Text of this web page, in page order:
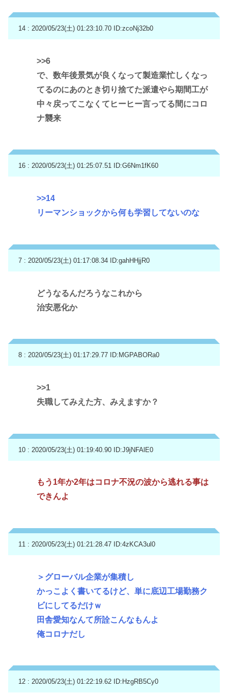
14 : 2020/05/23(土) 01:23:10.70 ID:zcoNj32b0
>>6
で、数年後景気が良くなって製造業忙しくなっ
てるのにあのとき切り捨てた派遣やら期間工が
中々戻ってこなくてヒーヒー言ってる間にコロ
ナ襲来
16 : 2020/05/23(土) 01:25:07.51 ID:G6Nm1fK60
>>14
リーマンショックから何も学習してないのな
7 : 2020/05/23(土) 01:17:08.34 ID:gahHHjjR0
どうなるんだろうなこれから
治安悪化か
8 : 2020/05/23(土) 01:17:29.77 ID:MGPABORa0
>>1
失職してみえた方、みえますか？
10 : 2020/05/23(土) 01:19:40.90 ID:J9jNFAlE0
もう1年か2年はコロナ不況の波から逃れる事は
できんよ
11 : 2020/05/23(土) 01:21:28.47 ID:4zKCA3ul0
＞グローバル企業が集積し
かっこよく書いてるけど、単に底辺工場勤務ク
ビにしてるだけｗ
田舎愛知なんて所詮こんなもんよ
俺コロナだし
12 : 2020/05/23(土) 01:22:19.62 ID:HzgRB5Cy0